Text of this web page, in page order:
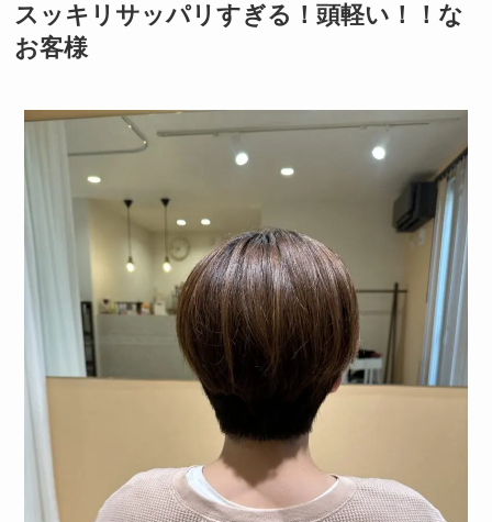
スッキリサッパリすぎる！頭軽い！！な
お客様